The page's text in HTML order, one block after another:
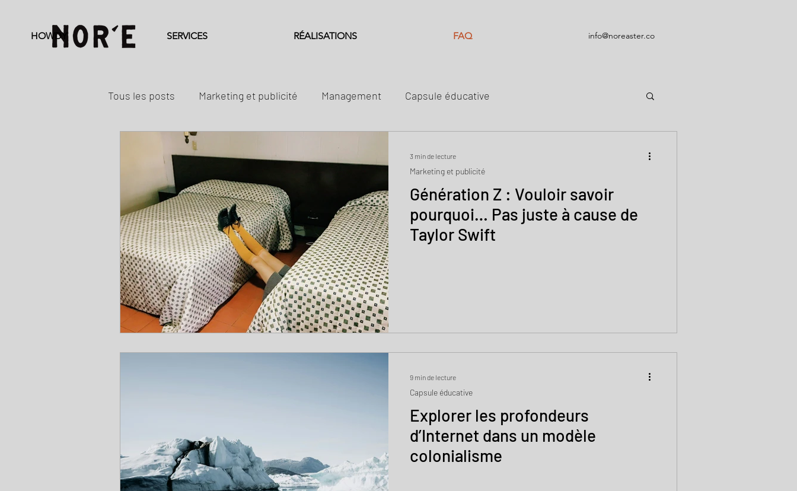
HOWDY SERVICES RÉALISATIONS FAQ info@noreaster.co
Tous les posts Marketing et publicité Management Capsule éducative
Génération Z : Vouloir savoir
pourquoi… Pas juste à cause de
Taylor Swift
Marketing et publicité
3 min de lecture
Explorer les profondeurs
d’Internet dans un modèle
colonialisme
Capsule éducative
9 min de lecture